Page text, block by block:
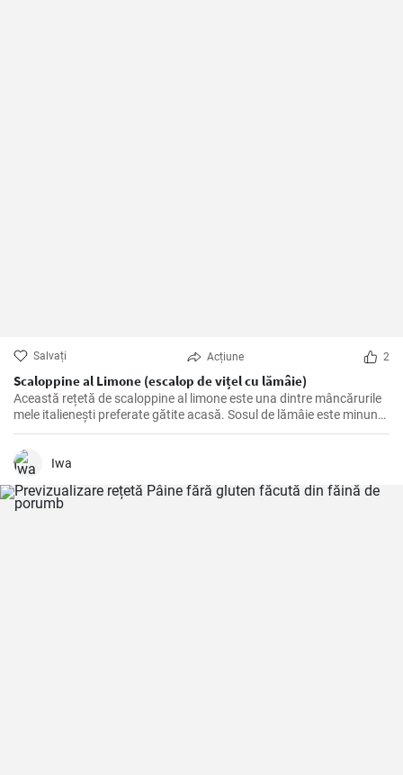
Salvați Acțiune 2
Scaloppine al Limone (escalop de vițel cu lămâie)
Această rețetă de scaloppine al limone este una dintre mâncărurile
mele italienești preferate gătite acasă. Sosul de lămâie este minunat
de picant și accentuează cu adevărat aroma cărnii de vițel. Este un
fel de mâncare grozavă, care nu numai că are un gust bun vara,
datorită ușurinței sale, dar care te pune într-o dispoziție bună și pe
Iwa